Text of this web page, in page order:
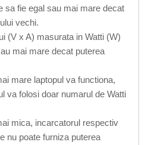
sa fie egal sau mai mare decat
vechi.
(V x A) masurata in Watti (W)
mai mare decat puterea
mare laptopul va functiona,
va folosi doar numarul de Watti
mica, incarcatorul respectiv
nu poate furniza puterea